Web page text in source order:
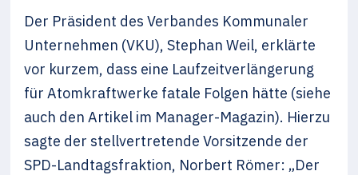
Der Präsident des Verbandes Kommunaler
Unternehmen (VKU), Stephan Weil, erklärte
vor kurzem, dass eine Laufzeitverlängerung
für Atomkraftwerke fatale Folgen hätte (siehe
auch den Artikel im Manager-Magazin). Hierzu
sagte der stellvertretende Vorsitzende der
SPD-Landtagsfraktion, Norbert Römer: „Der